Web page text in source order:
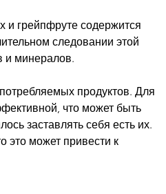
и грейпфруте содержится
следовании этой
и минералов.
продуктов. Для
что может быть
заставлять себя есть их.
это может привести к